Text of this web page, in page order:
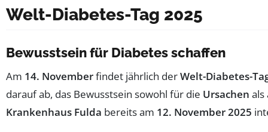
Welt-Diabetes-Tag 2025
Bewusstsein für Diabetes schaffen
Am 14. Novemberfindet jährlich derWelt-Diabetes-
darauf ab, das Bewusstsein sowohl für die Ursachen als
Krankenhaus Fulda bereits am 12. November 2025